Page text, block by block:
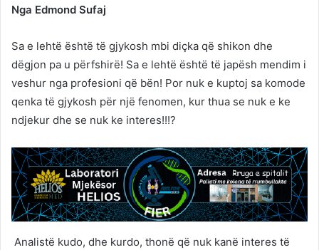
Nga Edmond Sufaj
Sa e lehtë është të gjykosh mbi diçka që shikon dhe
dëgjon pa u përfshirë! Sa e lehtë është të japësh mendim i
veshur nga profesioni që bën! Por nuk e kuptoj sa komode
qenka të gjykosh për një fenomen, kur thua se nuk e ke
ndjekur dhe se nuk ke interes!!!?
Analistë kudo, dhe kurdo, thonë që nuk kanë interes të